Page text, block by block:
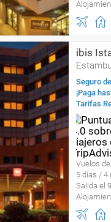
ibis
Estambul
Seguro
¡Paga
Tarifas
Vuelos
5 días / 4
Salida el